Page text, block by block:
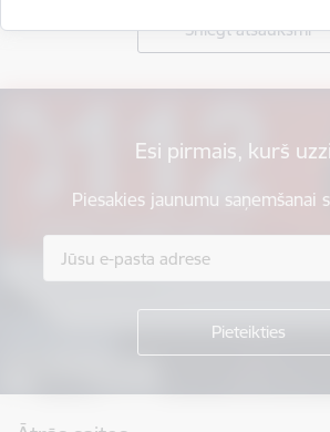
Sniegt atsauksmi
Esi pirmais, kurš
Piesakies jaunumu saņemšanai